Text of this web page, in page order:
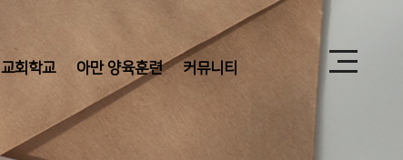
교회학교 아만 양육훈련 커뮤니티